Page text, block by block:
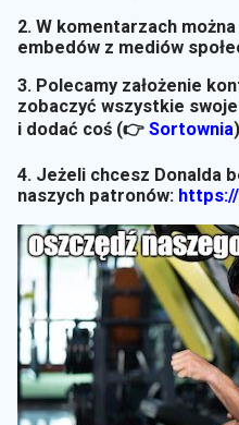
2. W komentarzach
embedów z mediów
3. Polecamy założenie
zobaczyć wszystkie
i dodać coś (👉 Sortownia)
4. Jeżeli chcesz Donalda
naszych patronów: